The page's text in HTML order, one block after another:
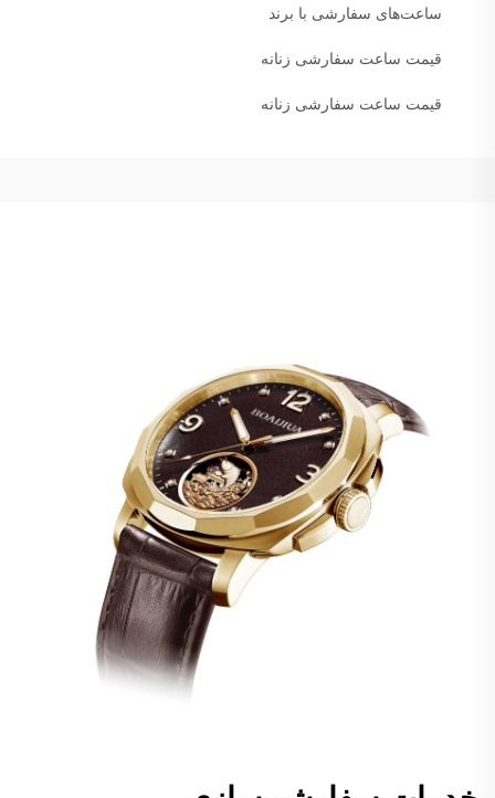
ساعت‌های سفارشی با برند
قیمت ساعت سفارشی زنانه
قیمت ساعت سفارشی زنانه